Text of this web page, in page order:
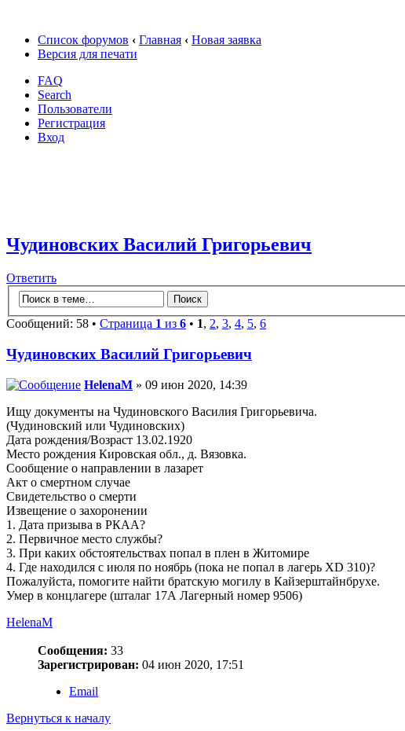
Список форумов ‹ Главная ‹ Новая заявка
Версия для печати
FAQ
Search
Пользователи
Регистрация
Вход
Чудиновских Василий Григорьевич
Ответить
Сообщений: 58 • Страница 1 из 6 • 1, 2, 3, 4, 5, 6
Чудиновских Василий Григорьевич
HelenaM » 09 июн 2020, 14:39
Ищу документы на Чудиновского Василия Григорьевича.
(Чудиновский или Чудиновских)
Дата рождения/Возраст 13.02.1920
Место рождения Кировская обл., д. Вязовка.
Сообщение о направлении в лазарет
Акт о смертном случае
Свидетельство о смерти
Извещение о захоронении
1. Дата призыва в РКАА?
2. Первичное место службы?
3. При каких обстоятельствах попал в плен в Житомире
4. Где находился с июля по ноябрь (пока не попал в лагерь XD 310)?
Пожалуйста, помогите найти братскую могилу в Кайзерштайнбрухе.
Умер в концлагере (шталаг 17А Лагерный номер 9506)
HelenaM
Сообщения: 33
Зарегистрирован: 04 июн 2020, 17:51
Email
Вернуться к началу